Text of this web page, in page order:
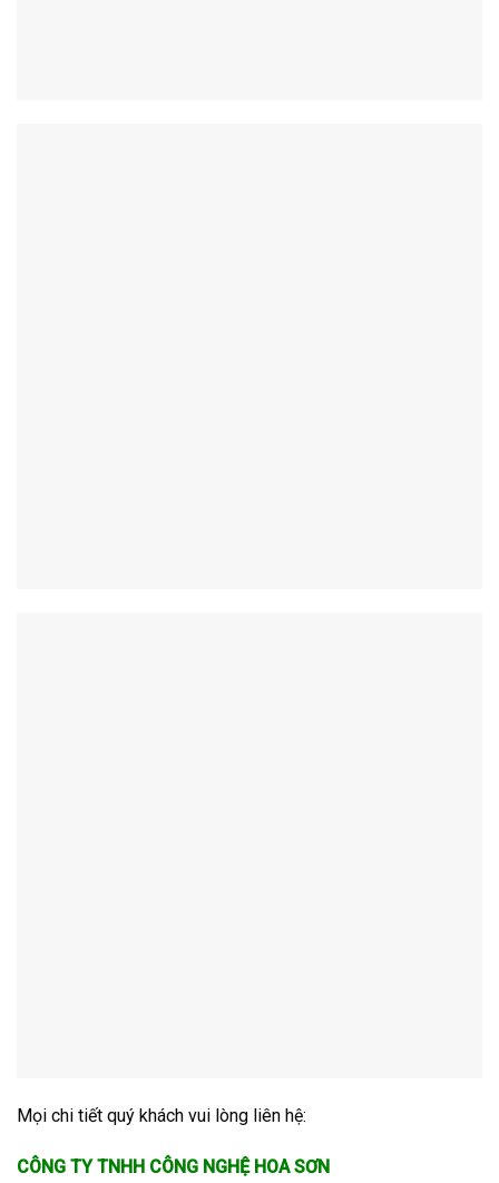
Mọi chi tiết quý khách vui lòng liên hệ:
CÔNG TY TNHH CÔNG NGHỆ HOA SƠN